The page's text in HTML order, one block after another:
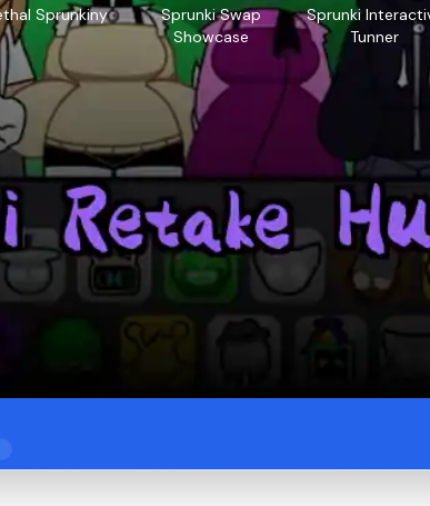
Sprunkiny
Sprunki Swap
Showcase
Sprunki
Tunner